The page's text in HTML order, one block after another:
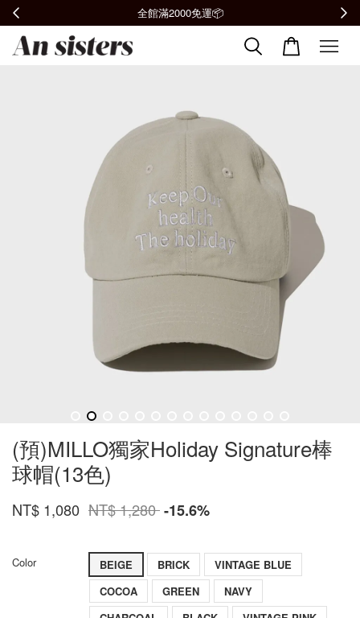
全館滿2000免運📦
(預)MILLO獨家Holiday Signature棒
球帽(13色)
NT$ 1,080 NT$ 1,280-15.6%
Color BEIGE BRICK
VINTAGE BLUE
COCOA
GREEN
NAVY